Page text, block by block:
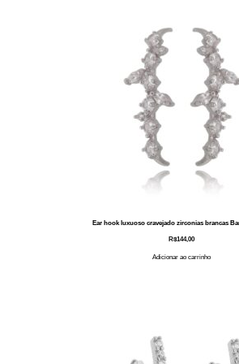
Ear hook luxuoso cravejado zirconias brancas
R$144,00
Adicionar ao carrinho